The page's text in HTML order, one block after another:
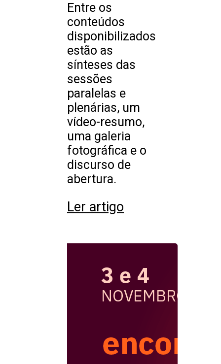
Entre os
conteúdos
disponibilizados
estão as
sínteses das
sessões
paralelas e
plenárias, um
vídeo-resumo,
uma galeria
fotográfica e o
discurso de
abertura.
Ler artigo